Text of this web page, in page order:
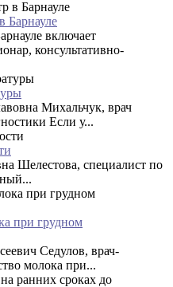
Барнауле
включает
консультативно-
Михальчук, врач
Если у...
Шелестова, специалист по
при грудном
Седулов, врач-
молока при...